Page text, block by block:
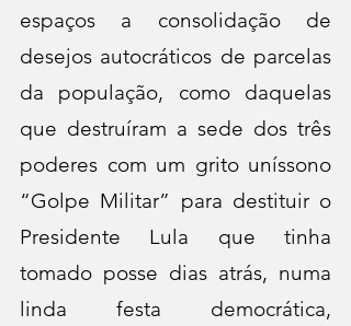
espaços a consolidação de
desejos autocráticos de parcelas
da população, como daquelas
que destruíram a sede dos três
poderes com um grito uníssono
“Golpe Militar” para destituir o
Presidente Lula que tinha
tomado posse dias atrás, numa
linda festa democrática,